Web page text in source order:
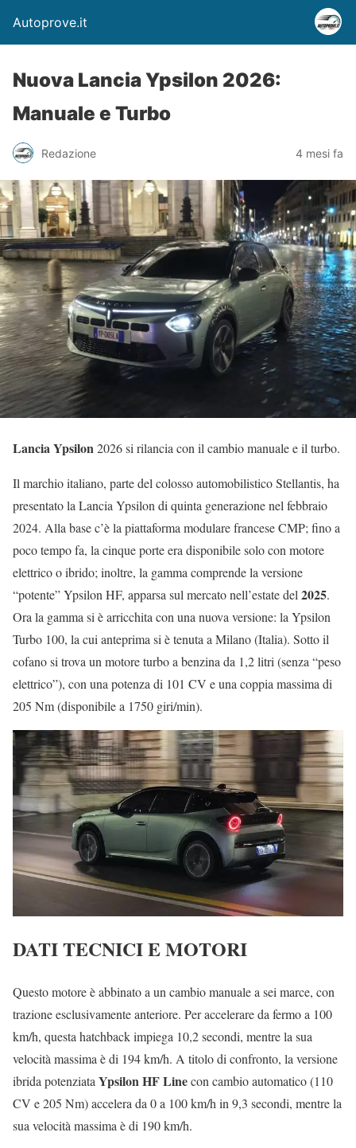
Autoprove.it
Nuova Lancia Ypsilon 2026:
Manuale e Turbo
Redazione 4 mesi fa
Lancia Ypsilon2026 si rilancia con il cambio manuale e il turbo.
Il marchio italiano, parte del colosso automobilistico Stellantis, ha
presentato la Lancia Ypsilon di quinta generazione nel febbraio
2024. Alla base c’è la piattaforma modulare francese CMP; fino a
poco tempo fa, la cinque porte era disponibile solo con motore
elettrico o ibrido; inoltre, la gamma comprende la versione
“potente” Ypsilon HF, apparsa sul mercato nell’estate del 2025.
Ora la gamma si è arricchita con una nuova versione: la Ypsilon
Turbo 100, la cui anteprima si è tenuta a Milano (Italia). Sotto il
cofano si trova un motore turbo a benzina da 1,2 litri (senza “peso
elettrico”), con una potenza di 101 CV e una coppia massima di
205 Nm (disponibile a 1750 giri/min).
DATI TECNICI E MOTORI
Questo motore è abbinato a un cambio manuale a sei marce, con
trazione esclusivamente anteriore. Per accelerare da fermo a 100
km/h, questa hatchback impiega 10,2 secondi, mentre la sua
velocità massima è di 194 km/h. A titolo di confronto, la versione
ibrida potenziataYpsilon HF Linecon cambio automatico (110
CV e 205 Nm) accelera da 0 a 100 km/h in 9,3 secondi, mentre la
sua velocità massima è di 190 km/h.